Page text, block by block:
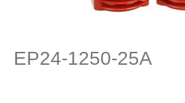
EP24-1250-25A